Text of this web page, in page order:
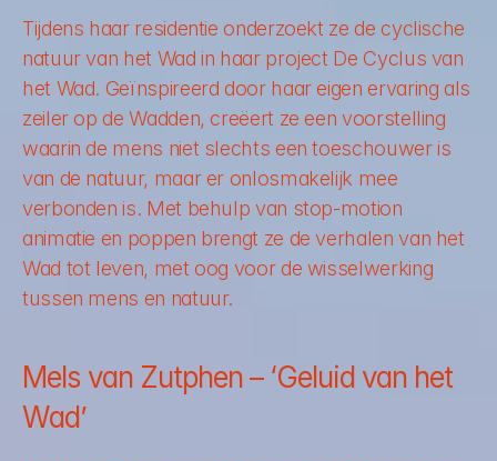
Tijdens haar residentie onderzoekt ze de cyclische
natuur van het Wad in haar project De Cyclus van
het Wad. Geïnspireerd door haar eigen ervaring als
zeiler op de Wadden, creëert ze een voorstelling
waarin de mens niet slechts een toeschouwer is
van de natuur, maar er onlosmakelijk mee
verbonden is. Met behulp van stop-motion
animatie en poppen brengt ze de verhalen van het
Wad tot leven, met oog voor de wisselwerking
tussen mens en natuur.
Mels van Zutphen – ‘Geluid van het
Wad’